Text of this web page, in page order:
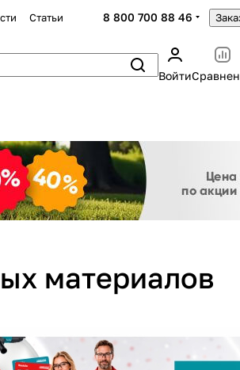
Статьи 8 800 700 88 46
Войти
материалов